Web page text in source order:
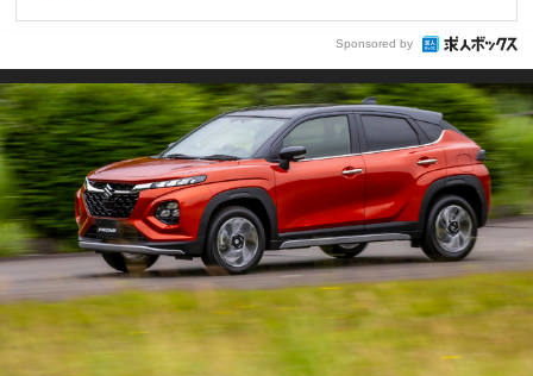
Sponsored by